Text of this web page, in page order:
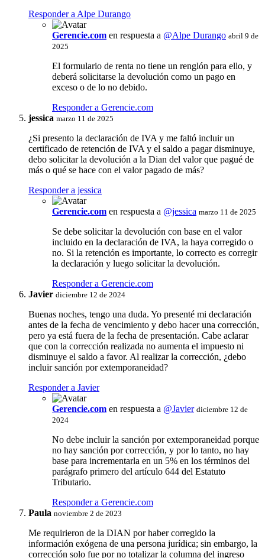
Responder a Alpe Durango
Gerencie.com en respuesta a @Alpe Durango abril 9 de
2025
El formulario de renta no tiene un renglón para ello, y
deberá solicitarse la devolución como un pago en
exceso o de lo no debido.
Responder a Gerencie.com
jessica marzo 11 de 2025
¿Si presento la declaración de IVA y me faltó incluir un
certificado de retención de IVA y el saldo a pagar disminuye,
debo solicitar la devolución a la Dian del valor que pagué de
más o qué se hace con el valor pagado de más?
Responder a jessica
Gerencie.com en respuesta a @jessica marzo 11 de 2025
Se debe solicitar la devolución con base en el valor
incluido en la declaración de IVA, la haya corregido o
no. Si la retención es importante, lo correcto es corregir
la declaración y luego solicitar la devolución.
Responder a Gerencie.com
Javier diciembre 12 de 2024
Buenas noches, tengo una duda. Yo presenté mi declaración
antes de la fecha de vencimiento y debo hacer una corrección,
pero ya está fuera de la fecha de presentación. Cabe aclarar
que con la corrección realizada no aumenta el impuesto ni
disminuye el saldo a favor. Al realizar la corrección, ¿debo
incluir sanción por extemporaneidad?
Responder a Javier
Gerencie.com en respuesta a @Javier diciembre 12 de
2024
No debe incluir la sanción por extemporaneidad porque
no hay sanción por corrección, y por lo tanto, no hay
base para incrementarla en un 5% en los términos del
parágrafo primero del artículo 644 del Estatuto
Tributario.
Responder a Gerencie.com
Paula noviembre 2 de 2023
Me requirieron de la DIAN por haber corregido la
información exógena de una persona jurídica; sin embargo, la
corrección solo fue por no totalizar la columna del ingreso